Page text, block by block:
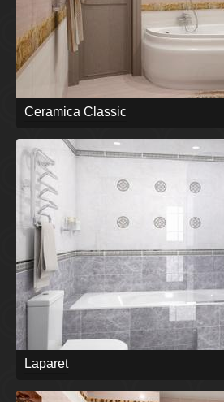
Ceramica Classic
Laparet